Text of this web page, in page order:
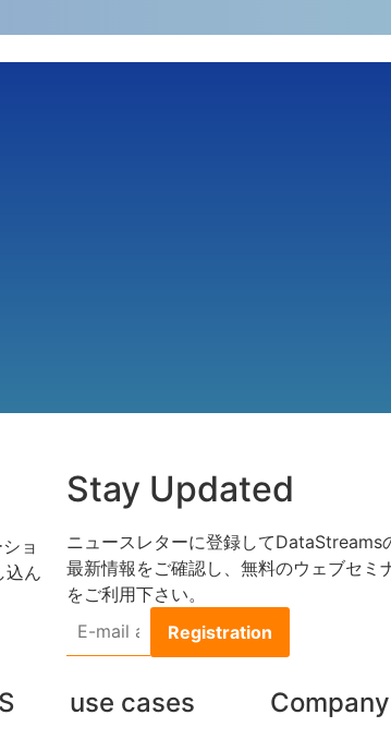
ョ
込ん
Stay Updated
ニュースレターに登録してDataStreams
最新情報をご確認し、無料のウェブセミ
をご利用下さい。
mail
address
use cases Company